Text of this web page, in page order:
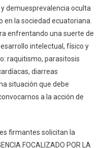
demuesprevalencia oculta
en la sociedad ecuatoriana.
enfrentando una suerte de
intelectual, físico y
raquitismo, parasitosis
diarreas
situación que debe
a la acción de
firmantes solicitan la
FOCALIZADO POR LA